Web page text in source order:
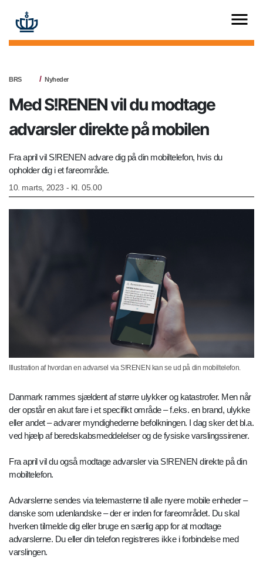
BRS Nyheder
Med S!RENEN vil du modtage
advarsler direkte på mobilen
Fra april vil S!RENEN advare dig på din mobiltelefon, hvis du
opholder dig i et fareområde.
10. marts, 2023 - Kl. 05.00
Illustration af hvordan en advarsel via S!RENEN kan se ud på din mobiltelefon.
Danmark rammes sjældent af større ulykker og katastrofer. Men når
der opstår en akut fare i et specifikt område – f.eks. en brand, ulykke
eller andet – advarer myndighederne befolkningen. I dag sker det bl.a.
ved hjælp af beredskabsmeddelelser og de fysiske varslingssirener.
Fra april vil du også modtage advarsler via S!RENEN direkte på din
mobiltelefon.
Advarslerne sendes via telemasterne til alle nyere mobile enheder –
danske som udenlandske – der er inden for fareområdet. Du skal
hverken tilmelde dig eller bruge en særlig app for at modtage
advarslerne. Du eller din telefon registreres ikke i forbindelse med
varslingen.